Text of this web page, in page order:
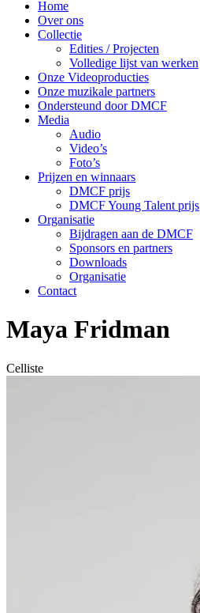
Home
Over ons
Collectie
Edities / Projecten
Volledige lijst van werken
Onze Videoproducties
Onze muzikale partners
Ondersteund door DMCF
Media
Audio
Video’s
Foto’s
Prijzen en winnaars
DMCF prijs
DMCF Young Talent prijs
Organisatie
Bijdragen aan de DMCF
Sponsors en partners
Downloads
Organisatie
Contact
Maya Fridman
Celliste